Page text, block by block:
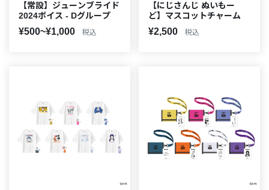
【常設】ジューンブライド
2024ボイス - Dグループ
¥500~¥1,000 税込
【にじさんじ ぬいもー
ど】マスコットチャーム
¥2,500 税込